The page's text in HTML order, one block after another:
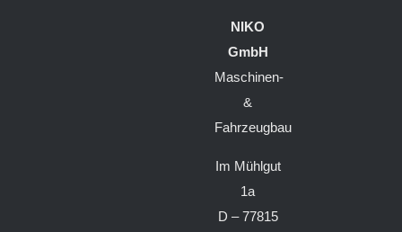
NIKO
GmbH
Maschinen-
&
Fahrzeugbau
Im Mühlgut
1a
D – 77815